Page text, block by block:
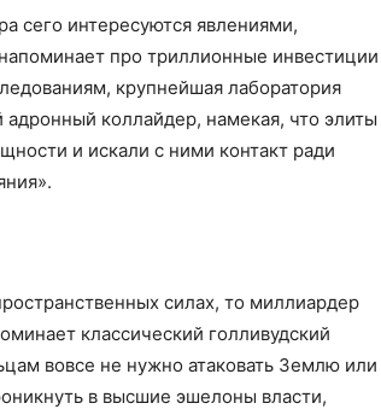
сего интересуются явлениями,
про триллионные инвестиции
крупнейшая лаборатория
коллайдер, намекая, что элиты
и искали с ними контакт ради
силах, то миллиардер
классический голливудский
вовсе не нужно атаковать Землю или
в высшие эшелоны власти,